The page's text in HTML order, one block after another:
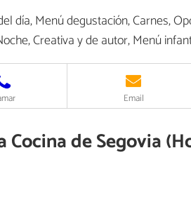
día, Menú degustación, Carnes,
Creativa y de autor, Menú
Email
de Segovia